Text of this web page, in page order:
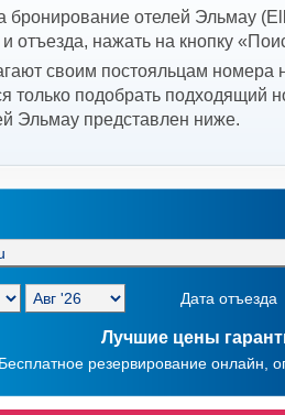
бронирование отелей Эльмау
отъезда, нажать на кнопку
своим постояльцам номера
только подобрать подходящий
Эльмау представлен ниже.
Дата отъезда
Лучшие цены
Бесплатное резервирование онлайн,